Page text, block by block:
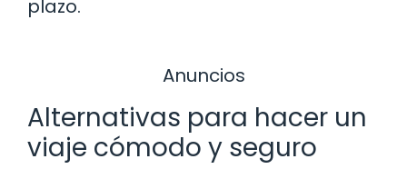
plazo.
Anuncios
Alternativas para hacer un
viaje cómodo y seguro